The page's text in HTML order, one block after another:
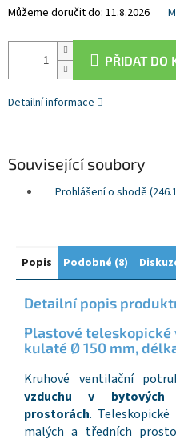
Můžeme doručit do: 11.8.2026
PŘIDAT DO
Detailní informace
Související soubory
Prohlášení o shodě
Popis Podobné (8)
Detailní popis
Plastové
kulaté Ø 150 mm,
Kruhové ventilační
vzduchu v bytových
prostorách.
malých a tředních